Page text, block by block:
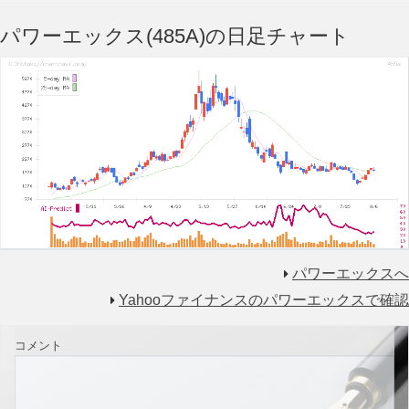
パワーエックス(485A)の日足チャート
パワーエックスへ
Yahooファイナンスのパワーエックスで確認
コメント